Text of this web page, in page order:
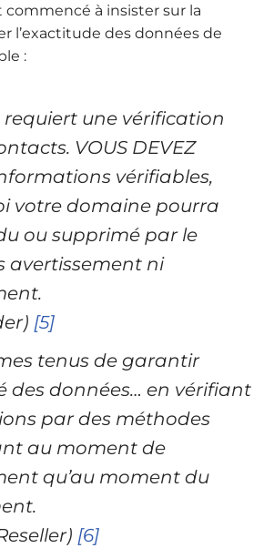
à insister sur la
l’exactitude des données de
:
une vérification
VOUS DEVEZ
vérifiables,
votre domaine pourra
ou supprimé par le
avertissement ni
[5]
tenus de garantir
des données… en vérifiant
par des méthodes
au moment de
qu’au moment du
[6]